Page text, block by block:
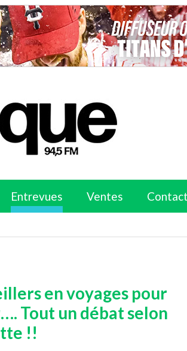
Entrevues Ventes
en voyages pour
Tout un débat selon
!!